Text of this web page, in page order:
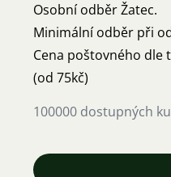
Osobní odběr Žatec.
Minimální odběr při
Cena poštovného dle
(od 75kč)
100000 dostupných